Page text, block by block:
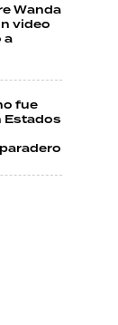
Wanda
video
a
fue
Estados